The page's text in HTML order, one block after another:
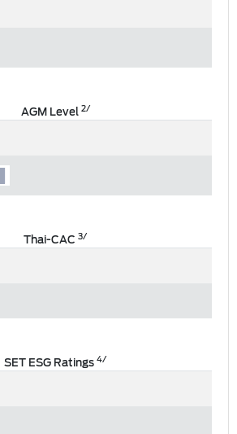
AGM Level2/
Thai-CAC 3/
SET ESG Ratings4/